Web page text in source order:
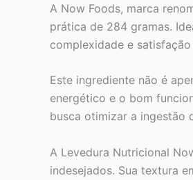
A Now Foods, marca
prática de 284 gramas.
complexidade e
Este ingrediente não é
energético e o bom
busca otimizar a ingestão
A Levedura Nutricional
indesejados. Sua textura